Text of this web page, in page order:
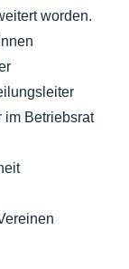
worden.
im Betriebsrat